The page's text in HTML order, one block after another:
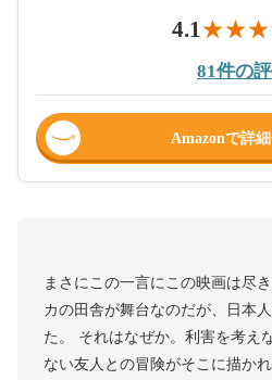
4.1
81件の
Amazonで詳
まさにこの一言にこの映画は尽
カの田舎が舞台なのだが、日本
た。 それはなぜか。利害を考え
ない友人との冒険がそこに描か